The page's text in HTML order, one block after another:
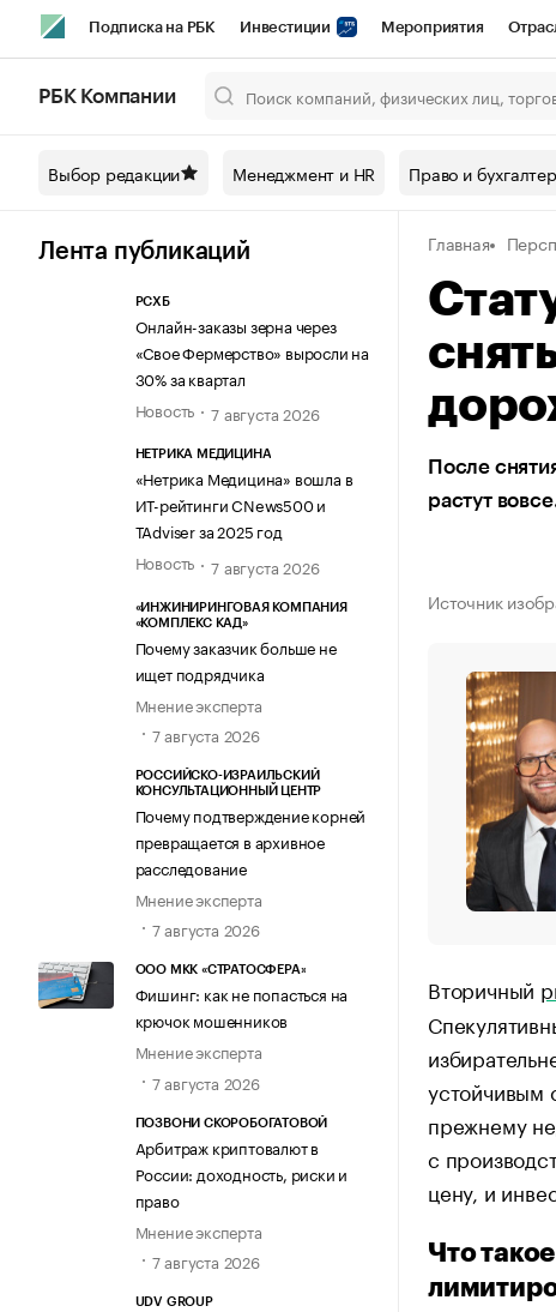
Подписка на РБК Инвестиции Мероприятия
Спецпроекты СПб Конференции СПб Спецпроекты
Технологии и медиа Рынок наличной валюты
РБК Компании
Выбор редакции Менеджмент и HR Право и
Лента публикаций
РСХБ
Онлайн-заказы зерна через
«Свое Фермерство» выросли на
30% за квартал
Новость
7 августа 2026
НЕТРИКА МЕДИЦИНА
«Нетрика Медицина» вошла в
ИТ-рейтинги CNews500 и
TAdviser за 2025 год
Новость
7 августа 2026
«ИНЖИНИРИНГОВАЯ КОМПАНИЯ
«КОМПЛЕКС КАД»
Почему заказчик больше не
ищет подрядчика
Мнение эксперта
7 августа 2026
РОССИЙСКО-ИЗРАИЛЬСКИЙ
КОНСУЛЬТАЦИОННЫЙ ЦЕНТР
Почему подтверждение корней
превращается в архивное
расследование
Мнение эксперта
7 августа 2026
ООО МКК «СТРАТОСФЕРА»
Фишинг: как не попасться на
крючок мошенников
Мнение эксперта
7 августа 2026
ПОЗВОНИ СКОРОБОГАТОВОЙ
Арбитраж криптовалют в
России: доходность, риски и
право
Мнение эксперта
7 августа 2026
UDV GROUP
Главная
После
растут
Источник
Вторичный
устойчивым
прежнему
с
цену, и
Что